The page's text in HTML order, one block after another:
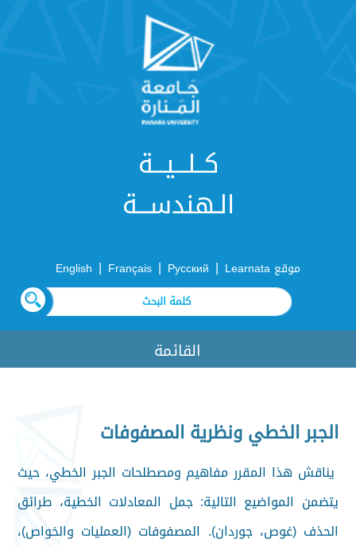
كــلـــيـــة
الـهندســـة
موقع Learnata |
Русский
|
Français
|
English
القائمة
الجبر الخطي ونظرية المصفوفات
يناقش هذا المقرر مفاهيم ومصطلحات الجبر الخطي، حيث
يتضمن المواضيع التالية: جمل المعادلات الخطية، طرائق
الحذف (غوص، جوردان). المصفوفات (العمليات والخواص)،